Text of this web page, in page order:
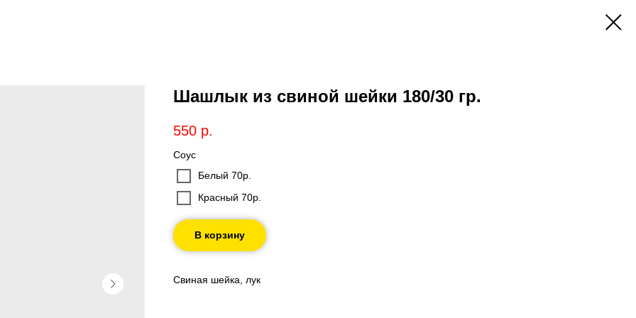
Шашлык из свиной шейки 180/30 гр.
550 р.
Соус
Белый 70р.
Красный 70р.
В корзину
Свиная шейка, лук